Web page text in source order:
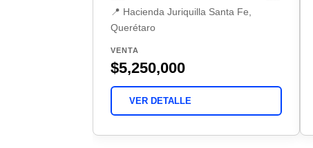
📍 Hacienda Juriquilla Santa Fe,
Querétaro
VENTA
$5,250,000
VER DETALLE